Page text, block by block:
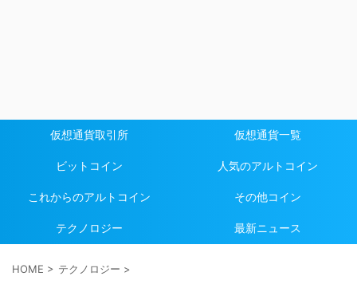
仮想通貨取引所 仮想通貨一覧
ビットコイン 人気のアルトコイン
これからのアルトコイン その他コイン
テクノロジー 最新ニュース
HOME > テクノロジー >